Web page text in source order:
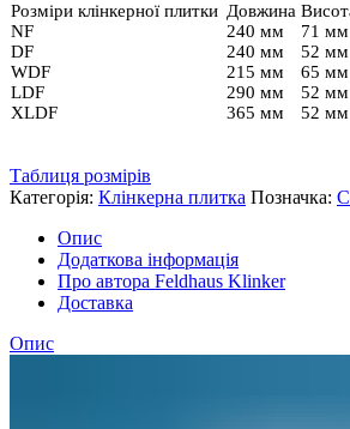
Розміри клінкерної плитки Довжина
NF
240 мм 71 мм
DF
240 мм 52 мм
WDF
215 мм 65 мм
LDF
290 мм 52 мм
XLDF
365 мм 52 мм
Таблиця розмірів
Категорія: Клінкерна плитка Позначка:
Опис
Додаткова інформація
Про автора Feldhaus Klinker
Доставка
Опис